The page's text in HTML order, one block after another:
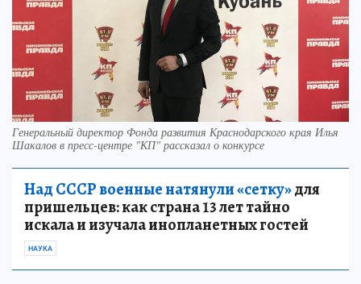
Генеральный директор Фонда развития Краснодарского края Илья
Шакалов в пресс-центре "КП" рассказал о конкурсе
Над СССР военные натянули «сетку»для
пришельцев: как страна 13 лет тайно
искала и изучала инопланетных гостей
НАУКА